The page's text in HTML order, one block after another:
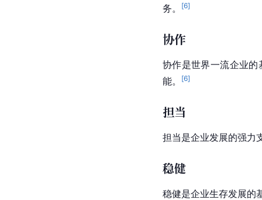
务。
[6]
协作
协作是世界一流企业
能。
[6]
担当
担当是企业发展的强力
稳健
稳健是企业生存发展的